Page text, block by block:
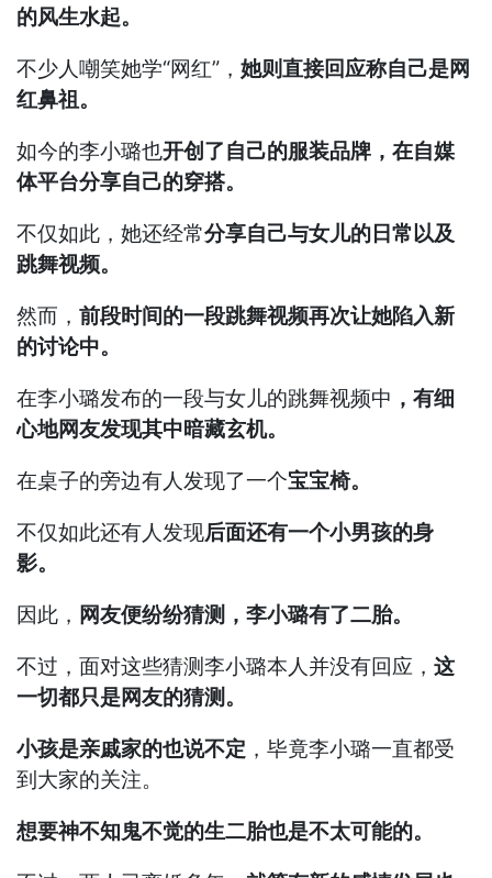
的风生水起。
不少人嘲笑她学“网红”，她则直接回应称自己是网
红鼻祖。
如今的李小璐也开创了自己的服装品牌，在自媒
体平台分享自己的穿搭。
不仅如此，她还经常分享自己与女儿的日常以及
跳舞视频。
然而，前段时间的一段跳舞视频再次让她陷入新
的讨论中。
在李小璐发布的一段与女儿的跳舞视频中 ，有细
心地网友发现其中暗藏玄机。
在桌子的旁边有人发现了一个宝宝椅。
不仅如此还有人发现后面还有一个小男孩的身
影。
因此， 网友便纷纷猜测，李小璐有了二胎。
不过，面对这些猜测李小璐本人并没有回应，这
一切都只是网友的猜测。
小孩是亲戚家的也说不定 ，毕竟李小璐一直都受
到大家的关注。
想要神不知鬼不觉的生二胎也是不太可能的。